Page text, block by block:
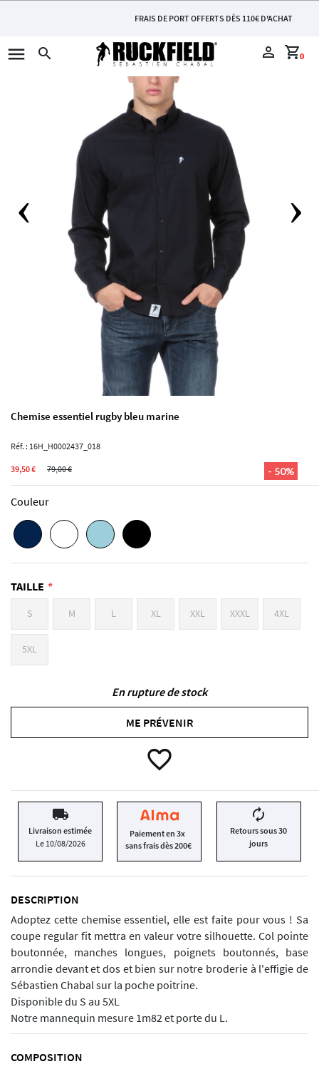
FRAIS DE PORT OFFERTS DÈS 110€ D'ACHAT
menu search perm_identity 0
shopping_cart
Chemise essentiel rugby bleu marine
Réf. : 16H_H0002437_018
- 50%
39,50 € 79,00 €
Couleur
TAILLE
S M L XL XXL XXXL 4XL
5XL
En rupture de stock
ME PRÉVENIR
favorite_border
local_shipping
Livraison estimée
Le 10/08/2026
Paiement en 3x
sans frais dès 200€
autorenew
Retours sous 30
jours
DESCRIPTION
Adoptez cette chemise essentiel, elle est faite pour vous ! Sa
coupe regular fit mettra en valeur votre silhouette. Col pointe
boutonnée, manches longues, poignets boutonnés, base
arrondie devant et dos et bien sur notre broderie à l'effigie de
Sébastien Chabal sur la poche poitrine.
Disponible du S au 5XL
Notre mannequin mesure 1m82 et porte du L.
COMPOSITION